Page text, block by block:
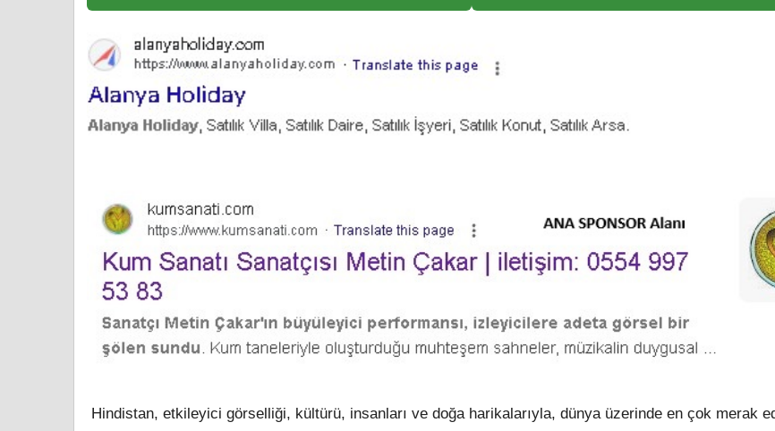
Hindistan, etkileyici görselliği, kültürü, insanları ve doğa harikalarıyla, dünya üzerinde en çok merak